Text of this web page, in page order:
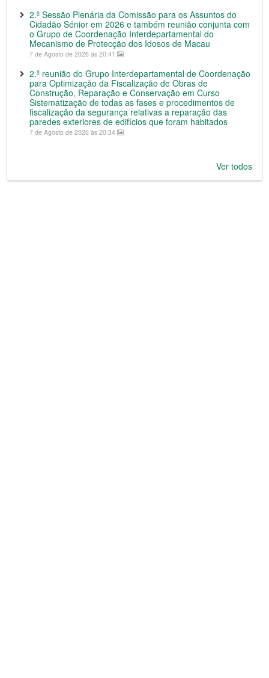
2.ª Sessão Plenária da Comissão para os Assuntos do
Cidadão Sénior em 2026 e também reunião conjunta com
o Grupo de Coordenação Interdepartamental do
Mecanismo de Protecção dos Idosos de Macau
7 de Agosto de 2026 às 20:41
2.ª reunião do Grupo Interdepartamental de Coordenação
para Optimização da Fiscalização de Obras de
Construção, Reparação e Conservação em Curso
Sistematização de todas as fases e procedimentos de
fiscalização da segurança relativas a reparação das
paredes exteriores de edifícios que foram habitados
7 de Agosto de 2026 às 20:34
Ver todos